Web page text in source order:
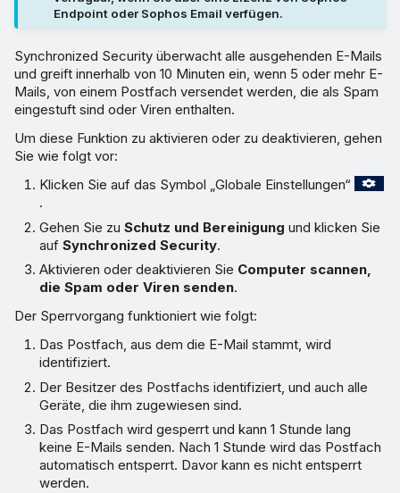
Endpoint oder Sophos Email verfügen.
Synchronized Security überwacht alle ausgehenden E-Mails
und greift innerhalb von 10 Minuten ein, wenn 5 oder mehr E-
Mails, von einem Postfach versendet werden, die als Spam
eingestuft sind oder Viren enthalten.
Um diese Funktion zu aktivieren oder zu deaktivieren, gehen
Sie wie folgt vor:
Klicken Sie auf das Symbol „Globale Einstellungen“
.
Gehen Sie zuSchutz und Bereinigung und klicken Sie
aufSynchronized Security.
Aktivieren oder deaktivieren Sie Computer scannen,
die Spam oder Viren senden.
Der Sperrvorgang funktioniert wie folgt:
Das Postfach, aus dem die E-Mail stammt, wird
identifiziert.
Der Besitzer des Postfachs identifiziert, und auch alle
Geräte, die ihm zugewiesen sind.
Das Postfach wird gesperrt und kann 1 Stunde lang
keine E-Mails senden. Nach 1 Stunde wird das Postfach
automatisch entsperrt. Davor kann es nicht entsperrt
werden.